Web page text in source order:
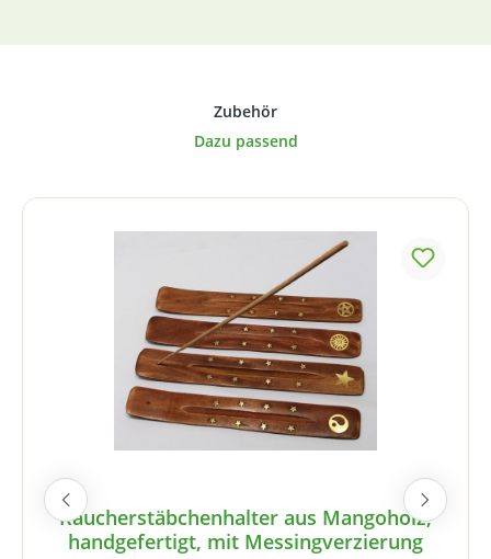
Produktgalerie überspringen
Räucherstäbchenhalter aus Mangoholz,
handgefertigt, mit Messingverzierung